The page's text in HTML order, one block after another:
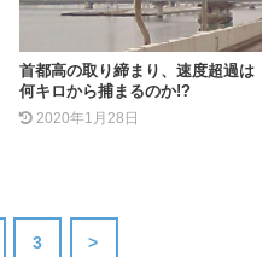
首都高の取り締まり、速度超過は
何キロから捕まるのか!?
2020年1月28日
3 >